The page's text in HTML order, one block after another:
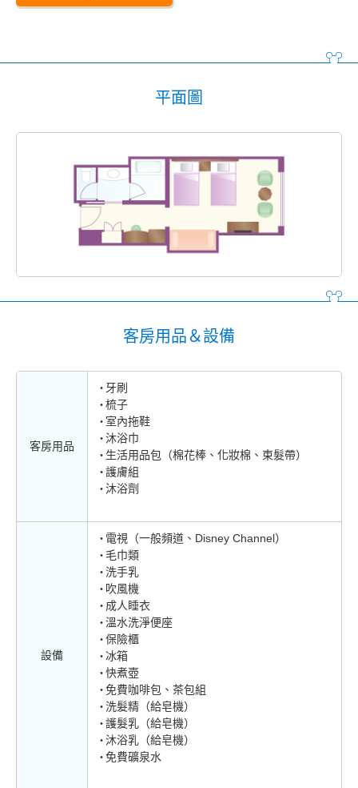
平面圖
客房用品＆設備
客房用品
牙刷
梳子
室內拖鞋
沐浴巾
生活用品包（棉花棒、化妝棉、束髮帶）
護膚組
沐浴劑
設備
電視（一般頻道、Disney Channel）
毛巾類
洗手乳
吹風機
成人睡衣
溫水洗淨便座
保險櫃
冰箱
快煮壺
免費咖啡包、茶包組
洗髮精（給皂機）
護髮乳（給皂機）
沐浴乳（給皂機）
免費礦泉水